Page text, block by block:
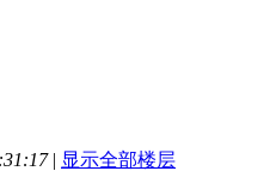
| 显示全部楼层